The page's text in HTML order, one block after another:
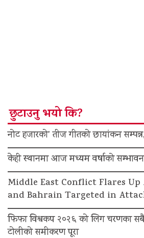
छुटाउनु भयो कि?
नोट हजारको’ तीज गीतको छायांकन
केही स्थानमा आज मध्यम वर्षाको
Middle East Conflict Flares
and Bahrain Targeted in
फिफा विश्वकप २०२६ को लिग चरणका
टोलीको समीकरण पूरा